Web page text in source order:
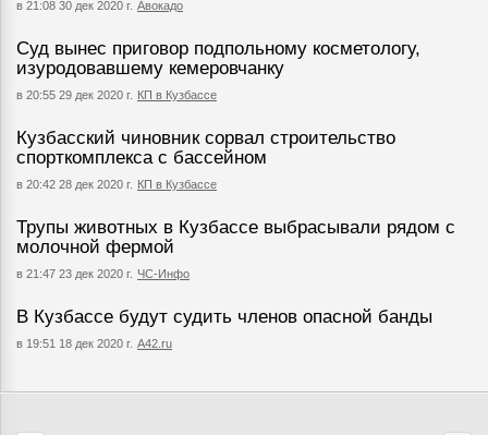
в 21:08 30 дек 2020 г. Авокадо
Суд вынес приговор подпольному косметологу,
изуродовавшему кемеровчанку
в 20:55 29 дек 2020 г. КП в Кузбассе
Кузбасский чиновник сорвал строительство
спорткомплекса с бассейном
в 20:42 28 дек 2020 г. КП в Кузбассе
Трупы животных в Кузбассе выбрасывали рядом с
молочной фермой
в 21:47 23 дек 2020 г. ЧС-Инфо
В Кузбассе будут судить членов опасной банды
в 19:51 18 дек 2020 г. A42.ru